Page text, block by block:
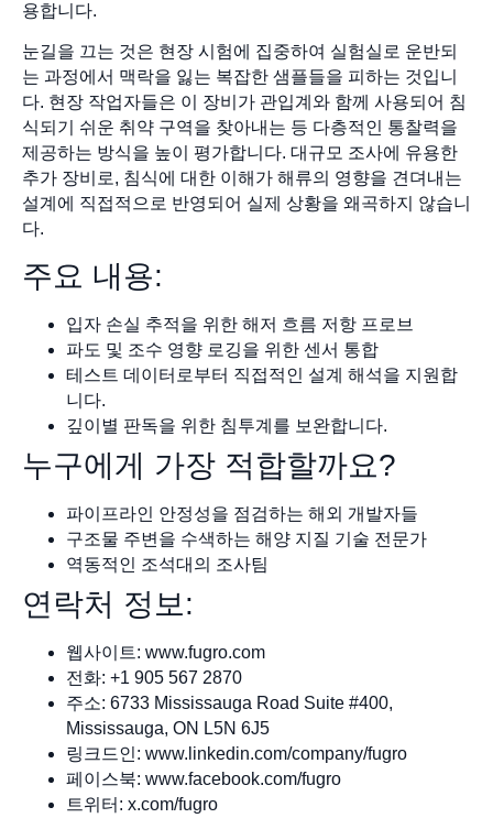
용합니다.
눈길을 끄는 것은 현장 시험에 집중하여 실험실로 운반되
는 과정에서 맥락을 잃는 복잡한 샘플들을 피하는 것입니
다. 현장 작업자들은 이 장비가 관입계와 함께 사용되어 침
식되기 쉬운 취약 구역을 찾아내는 등 다층적인 통찰력을
제공하는 방식을 높이 평가합니다. 대규모 조사에 유용한
추가 장비로, 침식에 대한 이해가 해류의 영향을 견뎌내는
설계에 직접적으로 반영되어 실제 상황을 왜곡하지 않습니
다.
주요 내용:
입자 손실 추적을 위한 해저 흐름 저항 프로브
파도 및 조수 영향 로깅을 위한 센서 통합
테스트 데이터로부터 직접적인 설계 해석을 지원합
니다.
깊이별 판독을 위한 침투계를 보완합니다.
누구에게 가장 적합할까요?
파이프라인 안정성을 점검하는 해외 개발자들
구조물 주변을 수색하는 해양 지질 기술 전문가
역동적인 조석대의 조사팀
연락처 정보:
웹사이트: www.fugro.com
전화: +1 905 567 2870
주소: 6733 Mississauga Road Suite #400,
Mississauga, ON L5N 6J5
링크드인: www.linkedin.com/company/fugro
페이스북: www.facebook.com/fugro
트위터: x.com/fugro